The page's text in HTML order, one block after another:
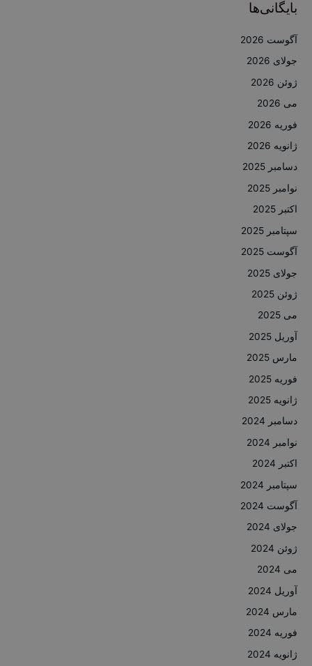
بایگانی‌ها
آگوست 2026
جولای 2026
ژوئن 2026
می 2026
فوریه 2026
ژانویه 2026
دسامبر 2025
نوامبر 2025
اکتبر 2025
سپتامبر 2025
آگوست 2025
جولای 2025
ژوئن 2025
می 2025
آوریل 2025
مارس 2025
فوریه 2025
ژانویه 2025
دسامبر 2024
نوامبر 2024
اکتبر 2024
سپتامبر 2024
آگوست 2024
جولای 2024
ژوئن 2024
می 2024
آوریل 2024
مارس 2024
فوریه 2024
ژانویه 2024